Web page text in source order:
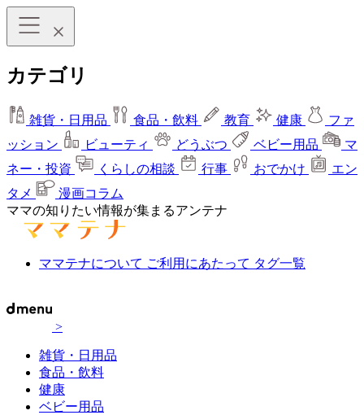
カテゴリ
雑貨・日用品 食品・飲料 教育 健康
ファ
ッション
ビューティ どうぶつ ベビー用品
マ
ネー・投資
くらしの相談 行事 おでかけ
エン
タメ
漫画コラム
ママの知りたい情報が集まるアンテナ
ママテナについて ご利用にあたって タグ一覧
>
雑貨・日用品
食品・飲料
健康
ベビー用品